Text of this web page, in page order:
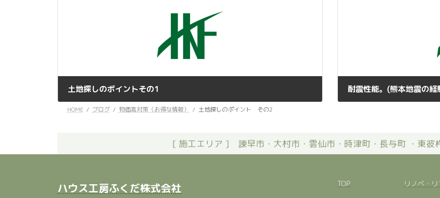
土地探しのポイントその1
2022年9月14日
耐震性能。(熊本地震の経
HOME ブログ 物価高対策（お得な情報） 土地探しのポイント その2
[ 施工エリア ] 諫早市・大村市・雲仙市・時津町・長与町 ・東彼
ハウス工房ふくだ株式会社
TOP
リノベ・